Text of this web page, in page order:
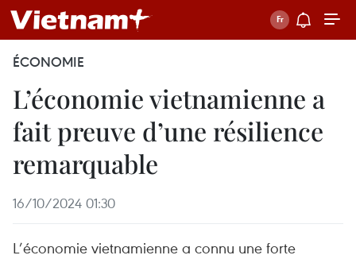
ÉCONOMIE
L’économie vietnamienne a
fait preuve d’une résilience
remarquable
16/10/2024 01:30
L’économie vietnamienne a connu une forte